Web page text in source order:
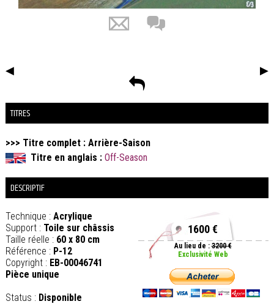
◀ ▶
TITRES
>>> Titre complet : Arrière-Saison
Titre en anglais : Off-Season
DESCRIPTIF
Technique : Acrylique
Support : Toile sur châssis
Taille réelle : 60 x 80 cm
Référence : P-12
Copyright : EB-00046741
Pièce unique
Status : Disponible
1600 €
Au lieu de :3200 €
Exclusivité Web